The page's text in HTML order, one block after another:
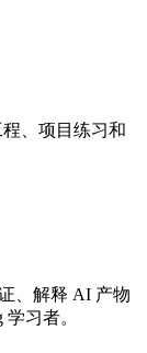
、项目练习和
、解释 AI 产物
习者。